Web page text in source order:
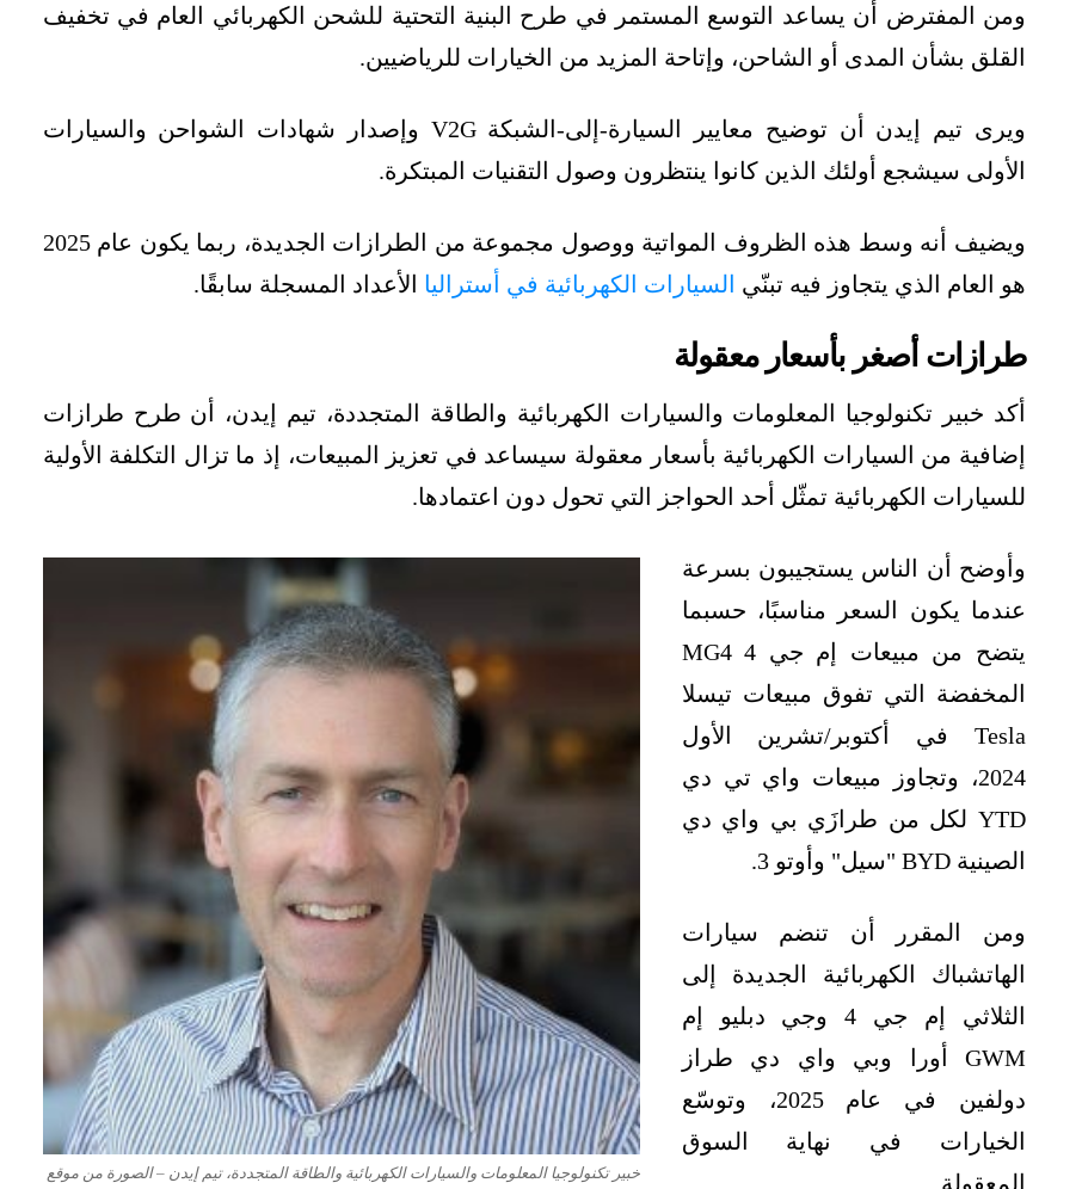
ومن المفترض أن يساعد التوسع المستمر في طرح البنية التحتية للشحن الكهربائي العام في تخفيف
القلق بشأن المدى أو الشاحن، وإتاحة المزيد من الخيارات للرياضيين.
ويرى تيم إيدن أن توضيح معايير السيارة-إلى-الشبكة V2G وإصدار شهادات الشواحن والسيارات
الأولى سيشجع أولئك الذين كانوا ينتظرون وصول التقنيات المبتكرة.
ويضيف أنه وسط هذه الظروف المواتية ووصول مجموعة من الطرازات الجديدة، ربما يكون عام 2025
هو العام الذي يتجاوز فيه تبنّي السيارات الكهربائية في أستراليا الأعداد المسجلة سابقًا.
طرازات أصغر بأسعار معقولة
أكد خبير تكنولوجيا المعلومات والسيارات الكهربائية والطاقة المتجددة، تيم إيدن، أن طرح طرازات
إضافية من السيارات الكهربائية بأسعار معقولة سيساعد في تعزيز المبيعات، إذ ما تزال التكلفة الأولية
للسيارات الكهربائية تمثّل أحد الحواجز التي تحول دون اعتمادها.
خبير تكنولوجيا المعلومات والسيارات الكهربائية والطاقة المتجددة، تيم إيدن – الصورة من موقع
وأوضح أن الناس يستجيبون بسرعة
عندما يكون السعر مناسبًا، حسبما
يتضح من مبيعات إم جي 4 MG4
المخفضة التي تفوق مبيعات تيسلا
Tesla في أكتوبر/تشرين الأول
2024، وتجاوز مبيعات واي تي دي
YTD لكل من طرازَي بي واي دي
الصينية BYD "سيل" وأوتو 3.
ومن المقرر أن تنضم سيارات
الهاتشباك الكهربائية الجديدة إلى
الثلاثي إم جي 4 وجي دبليو إم
GWM أورا وبي واي دي طراز
دولفين في عام 2025، وتوسّع
الخيارات في نهاية السوق
المعقولة.